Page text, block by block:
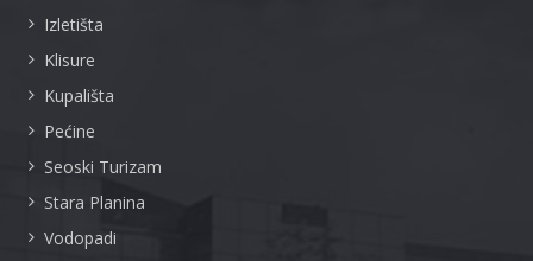
Izletišta
Klisure
Kupališta
Pećine
Seoski Turizam
Stara Planina
Vodopadi